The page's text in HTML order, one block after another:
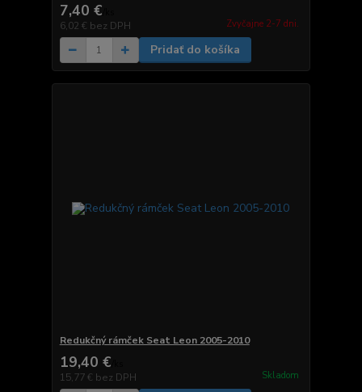
7,40 €
6,02 € bez DPH Zvyčajne 2-7 dni.
Pridať do košíka
Redukčný rámček Seat Leon 2005-2010
19,40 €
15,77 € bez DPH Skladom